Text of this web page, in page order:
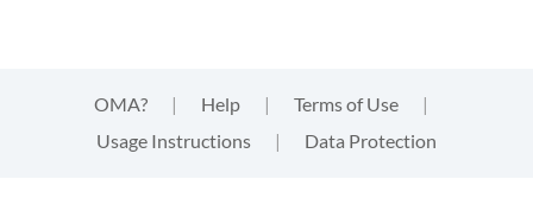
OMA? | Help | Terms of Use
|
Usage Instructions
| Data Protection